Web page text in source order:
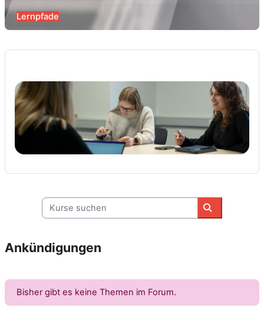
Lernpfade
Kurse suchen
Kurse
Ankündigungen
Bisher gibt es keine Themen im Forum.